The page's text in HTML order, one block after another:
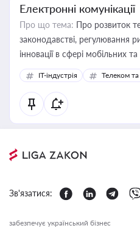
Електронні комунікації
Про що тема: Про розвиток
законодавстві, регулювання
інновації в сфері мобільних
IT-індустрія Телеком та
Зв'язатися:
забезпечує український бізнес